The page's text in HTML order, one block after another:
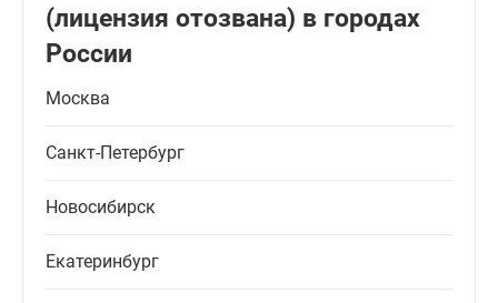
(лицензия отозвана) в городах
России
Москва
Санкт-Петербург
Новосибирск
Екатеринбург